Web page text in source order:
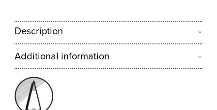
Description
Additional information